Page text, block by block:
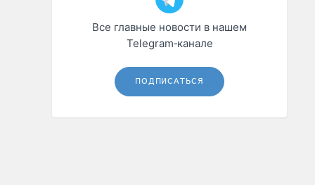
Все главные новости в нашем
Telegram‑канале
ПОДПИСАТЬСЯ